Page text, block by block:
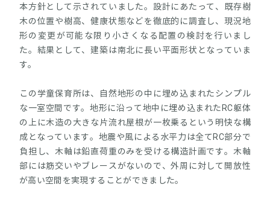
本方針として示されていました。設計にあたって、既存樹
木の位置や樹高、健康状態などを徹底的に調査し、現況地
形の変更が可能な限り小さくなる配置の検討を行いまし
た。結果として、建築は南北に長い平面形状となっていま
す。
この学童保育所は、自然地形の中に埋め込まれたシンプル
な一室空間です。地形に沿って地中に埋め込まれたRC躯体
の上に木造の大きな片流れ屋根が一枚乗るという明快な構
成となっています。地震や風による水平力は全てRC部分で
負担し、木軸は鉛直荷重のみを受ける構造計画です。木軸
部には筋交いやブレースがないので、外周に対して開放性
が高い空間を実現することができました。